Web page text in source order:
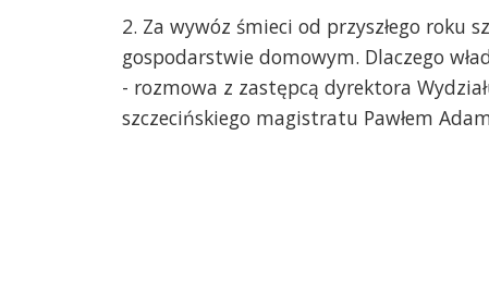
2. Za wywóz śmieci od przyszłego roku
gospodarstwie domowym. Dlaczego
- rozmowa z zastępcą dyrektora
szczecińskiego magistratu Pawłem